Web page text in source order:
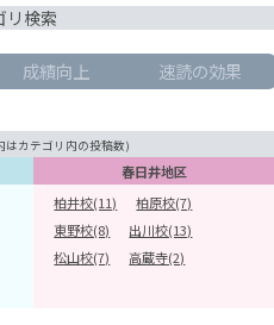
リ検索
成績向上 速読の効果
はカテゴリ内の投稿数)
春日井地区
柏井校(11)
柏原校(7)
東野校(8)
出川校(13)
松山校(7)
高蔵寺(2)